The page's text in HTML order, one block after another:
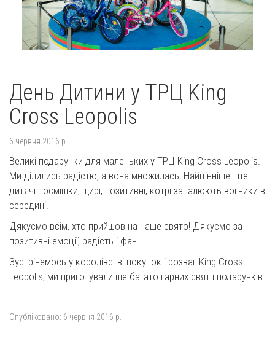
День Дитини у ТРЦ King
Cross Leopolis
6 червня 2016 р.
Великі подарунки для маленьких у ТРЦ King Cross Leopolis.
Ми ділились радістю, а вона множилась! Найцінніше - це
дитячі посмішки, щирі, позитивні, котрі запалюють вогники в
середині.
Дякуємо всім, хто прийшов на наше свято! Дякуємо за
позитивні емоції, радість і фан.
Зустрінемось у королівстві покупок і розваг King Cross
Leopolis, ми приготували ще багато гарних свят і подарунків.
Опубліковано: 6 червня 2016 р.